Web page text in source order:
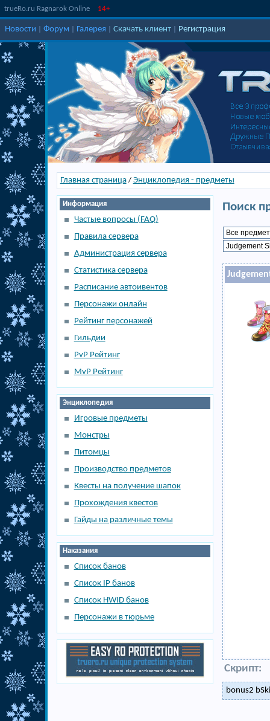
trueRo.ru Ragnarok Online 14+
Новости Форум Галерея Скачать клиент Регистрация
Главная страница/ Энциклопедия - предметы
Информация
Частые вопросы (FAQ)
Правила сервера
Администрация сервера
Статистика сервера
Расписание автоивентов
Персонажи онлайн
Рейтинг персонажей
Гильдии
PvP Рейтинг
MvP Рейтинг
Энциклопедия
Игровые предметы
Монстры
Питомцы
Производство предметов
Квесты на получение шапок
Прохождения квестов
Гайды на различные темы
Наказания
Список банов
Список IP банов
Список HWID банов
Персонажи в тюрьме
Поиск
Скрипт:
bonus2